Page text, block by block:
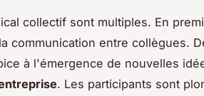
collectif sont multiples. En
communication entre collègues.
à l'émergence de nouvelles
. Les participants sont